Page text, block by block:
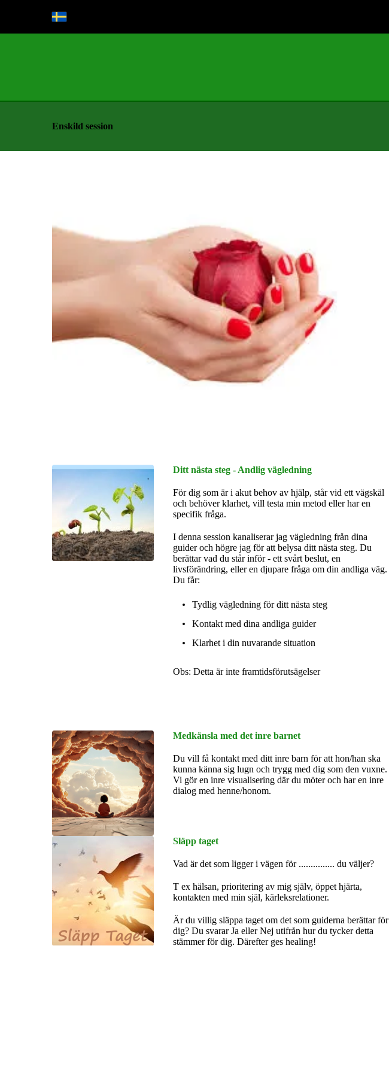
Enskild session
Ditt nästa steg - Andlig vägledning
För dig som är i akut behov av hjälp, står vid ett vägskäl
och behöver klarhet, vill testa min metod eller har en
specifik fråga.
I denna session kanaliserar jag vägledning från dina
guider och högre jag för att belysa ditt nästa steg. Du
berättar vad du står inför - ett svårt beslut, en
livsförändring, eller en djupare fråga om din andliga väg.
Du får:
Tydlig vägledning för ditt nästa steg
Kontakt med dina andliga guider
Klarhet i din nuvarande situation
Obs: Detta är inte framtidsförutsägelser
Medkänsla med det inre barnet
Du vill få kontakt med ditt inre barn för att hon/han ska
kunna känna sig lugn och trygg med dig som den vuxne.
Vi gör en inre visualisering där du möter och har en inre
dialog med henne/honom.
Släpp taget
Vad är det som ligger i vägen för ............... du väljer?
T ex hälsan, prioritering av mig själv, öppet hjärta,
kontakten med min själ, kärleksrelationer.
Är du villig släppa taget om det som guiderna berättar för
dig? Du svarar Ja eller Nej utifrån hur du tycker detta
stämmer för dig. Därefter ges healing!